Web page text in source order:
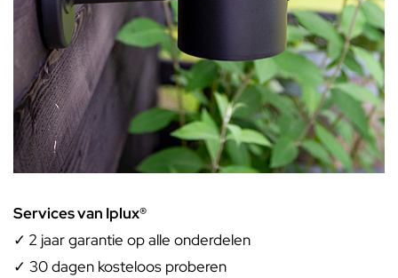
Services van Iplux®
✓ 2 jaar garantie op alle onderdelen
✓ 30 dagen kosteloos proberen